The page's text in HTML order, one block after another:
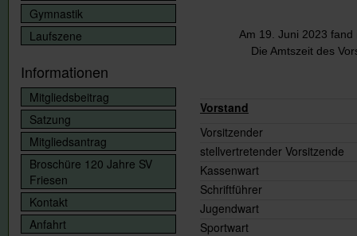
Am 19. Juni 2023
Die Amtszeit des
Vorstand
stellvertretender
Gymnastik
Laufszene
Informationen
Mitgliedsbeitrag
Satzung
Mitgliedsantrag
Broschüre 120 Jahre SV
Friesen
Kontakt
Anfahrt